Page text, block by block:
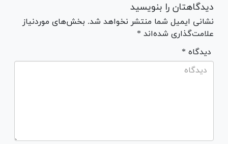
دیدگاهتان را بنویسید
نشانی ایمیل شما منتشر نخواهد شد. بخش‌های موردنیاز
علامت‌گذاری شده‌اند *
* دیدگاه